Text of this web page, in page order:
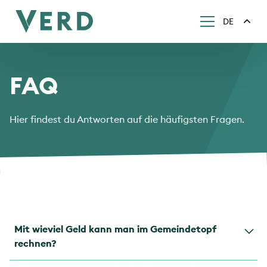
DE
FAQ
Hier findest du Antworten auf die häufigsten Fragen.
Mit wieviel Geld kann man im Gemeindetopf
rechnen?